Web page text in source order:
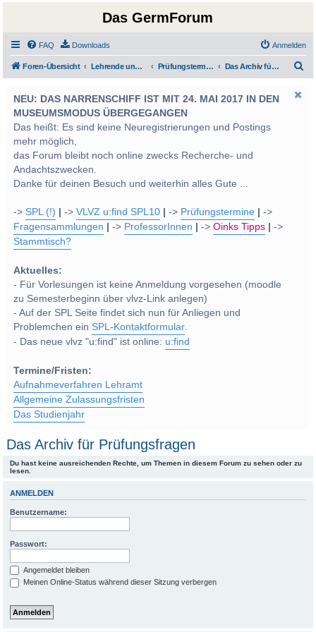
Das GermForum
FAQ Downloads Anmelden
Foren-Übersicht Lehrende und Prüfungen Prüfungstermine und von den Lehrveranstaltungsleitern gestellte Prüfungsfragen Das Archiv für Prüfungsfragen
NEU: DAS NARRENSCHIFF IST MIT 24. MAI 2017 IN DEN
MUSEUMSMODUS ÜBERGEGANGEN
Das heißt: Es sind keine Neuregistrierungen und Postings
mehr möglich,
das Forum bleibt noch online zwecks Recherche- und
Andachtszwecken.
Danke für deinen Besuch und weiterhin alles Gute ...
->SPL (!) ->VLVZ u:find SPL10 -> Prüfungstermine
->
Fragensammlungen
-> ProfessorInnen ->Oinks Tipps
->
Stammtisch?
Aktuelles:
- Für Vorlesungen ist keine Anmeldung vorgesehen (moodle
zu Semesterbeginn über vlvz-Link anlegen)
- Auf der SPL Seite findet sich nun für Anliegen und
Problemchen einSPL-Kontaktformular.
- Das neue vlvz "u:find" ist online: u:find
Termine/Fristen:
Aufnahmeverfahren Lehramt
Allgemeine Zulassungsfristen
Das Studienjahr
Das Archiv für Prüfungsfragen
Du hast keine ausreichenden Rechte, um Themen in diesem Forum zu sehen oder zu
lesen.
ANMELDEN
Benutzername:
Passwort:
Angemeldet bleiben
Meinen Online-Status während dieser Sitzung verbergen